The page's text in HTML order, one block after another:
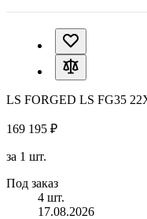
LS FORGED LS FG35
169 195 ₽
за 1 шт.
Под заказ
4 шт.
17.08.2026